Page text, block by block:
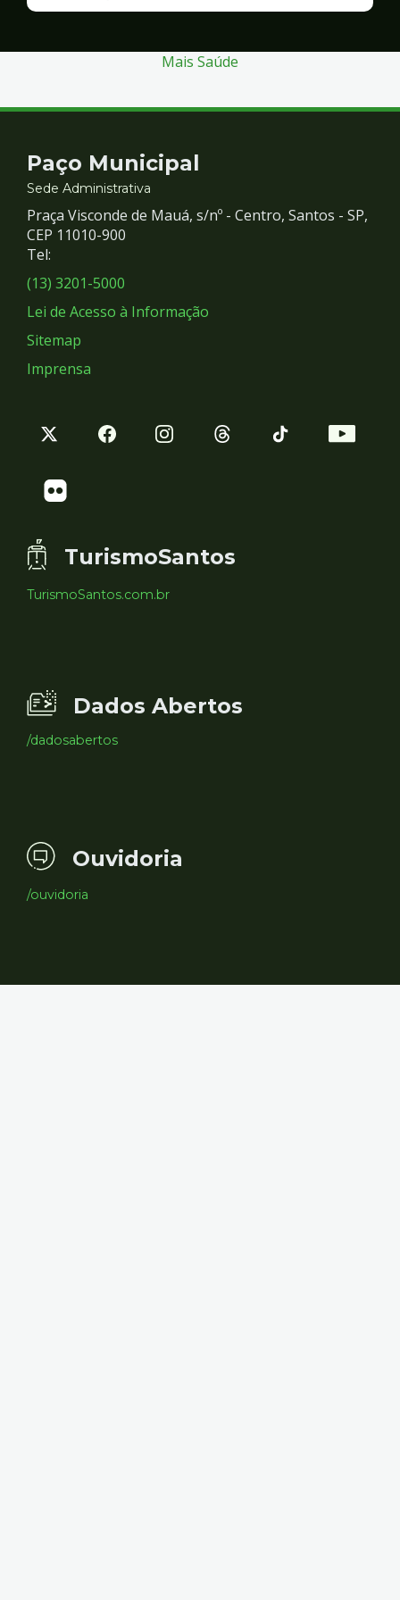
Mais Saúde
Contato
e
Redes
Sociais
Paço Municipal
Sede Administrativa
Praça Visconde de Mauá, s/nº - Centro, Santos - SP,
CEP 11010-900
Tel:
(13) 3201-5000
Lei de Acesso à Informação
Sitemap
Imprensa
TurismoSantos
TurismoSantos.com.br
Dados Abertos
/dadosabertos
Ouvidoria
/ouvidoria